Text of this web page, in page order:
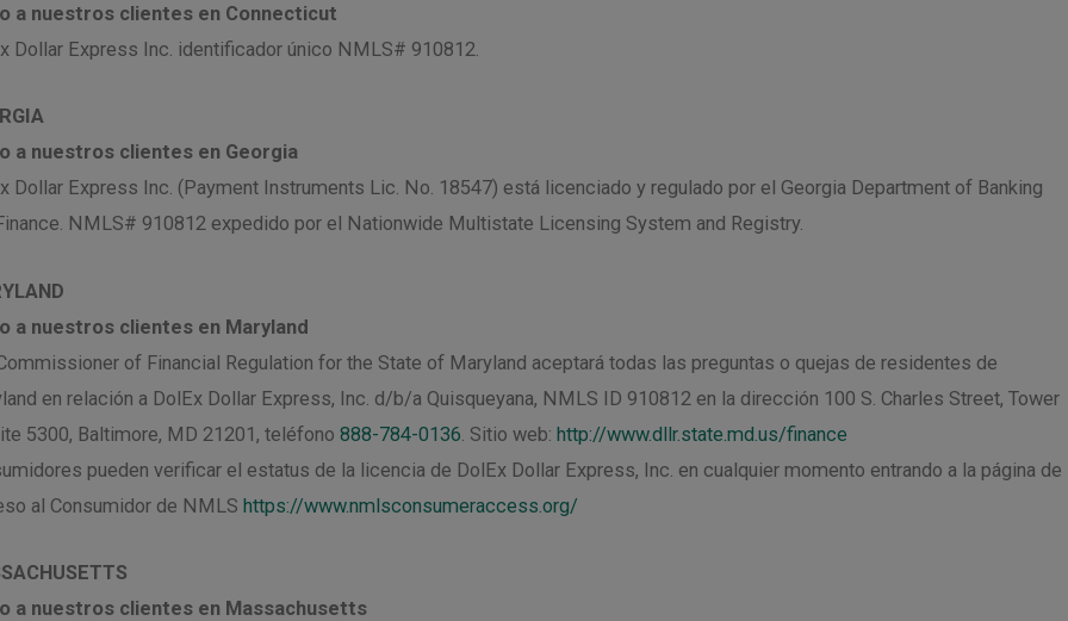
a nuestros clientes en Connecticut
Dollar Express Inc. identificador único NMLS# 910812.
a nuestros clientes en Georgia
Dollar Express Inc. (Payment Instruments Lic. No. 18547) está licenciado y regulado por el Georgia Department of Banking
NMLS# 910812 expedido por el Nationwide Multistate Licensing System and Registry.
a nuestros clientes en Maryland
of Financial Regulation for the State of Maryland aceptará todas las preguntas o quejas de residentes de
en relación a DolEx Dollar Express, Inc. d/b/a Quisqueyana, NMLS ID 910812 en la dirección 100 S. Charles Street, Tower
5300, Baltimore, MD 21201, teléfono 888-784-0136 . Sitio web: http://www.dllr.state.md.us/finance
pueden verificar el estatus de la licencia de DolEx Dollar Express, Inc. en cualquier momento entrando a la página de
al Consumidor de NMLS https://www.nmlsconsumeraccess.org/
a nuestros clientes en Massachusetts